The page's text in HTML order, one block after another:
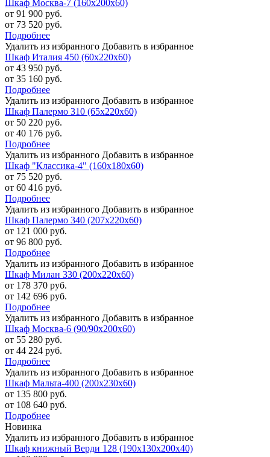
Шкаф Москва-7 (160х200х60)
от 91 900 руб.
от 73 520 руб.
Подробнее
Удалить из избранного Добавить в избранное
Шкаф Италия 450 (60х220х60)
от 43 950 руб.
от 35 160 руб.
Подробнее
Удалить из избранного Добавить в избранное
Шкаф Палермо 310 (65х220х60)
от 50 220 руб.
от 40 176 руб.
Подробнее
Удалить из избранного Добавить в избранное
Шкаф "Классика-4" (160х180х60)
от 75 520 руб.
от 60 416 руб.
Подробнее
Удалить из избранного Добавить в избранное
Шкаф Палермо 340 (207х220х60)
от 121 000 руб.
от 96 800 руб.
Подробнее
Удалить из избранного Добавить в избранное
Шкаф Милан 330 (200х220х60)
от 178 370 руб.
от 142 696 руб.
Подробнее
Удалить из избранного Добавить в избранное
Шкаф Москва-6 (90/90х200х60)
от 55 280 руб.
от 44 224 руб.
Подробнее
Удалить из избранного Добавить в избранное
Шкаф Мальта-400 (200х230х60)
от 135 800 руб.
от 108 640 руб.
Подробнее
Новинка
Удалить из избранного Добавить в избранное
Шкаф книжный Верди 128 (190х130х200х40)